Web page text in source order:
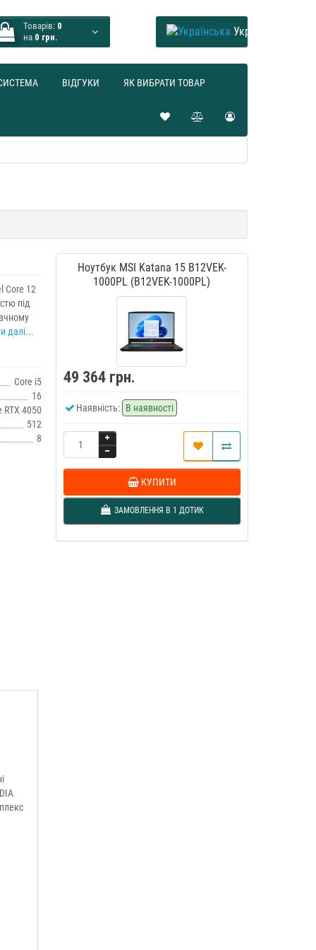
Товарів: 0
на 0 грн. Українська
ВІДГУКИ ЯК ВИБРАТИ ТОВАР
Core 12
під
далі...
Core i5
16
RTX 4050
512
8
Ноутбук MSI Katana 15 B12VEK-
1000PL (B12VEK-1000PL)
49 364 грн.
Наявність: В наявності
КУПИТИ
ЗАМОВЛЕННЯ В 1 ДОТИК